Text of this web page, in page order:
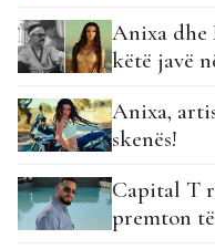
Anixa dhe
këtë javë
Anixa,
skenës!
Capital T
premton